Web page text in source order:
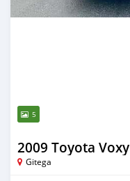
5
2009 Toyota Voxy
Gitega